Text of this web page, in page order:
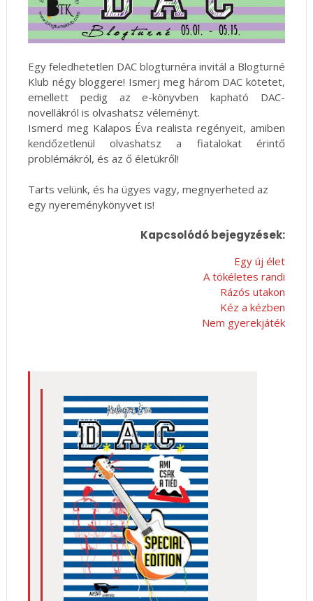
Egy feledhetetlen DAC blogturnéra invitál a Blogturné
Klub négy bloggere! Ismerj meg három DAC kötetet,
emellett pedig az e-könyvben kapható DAC-
novellákról is olvashatsz véleményt.
Ismerd meg Kalapos Éva realista regényeit, amiben
kendőzetlenül olvashatsz a fiatalokat érintő
problémákról, és az ő életükről!
Tarts velünk, és ha ügyes vagy, megnyerheted az
egy nyereménykönyvet is!
Kapcsolódó bejegyzések:
Egy új élet
A tökéletes randi
Rázós utakon
Kéz a kézben
Nem gyerekjáték